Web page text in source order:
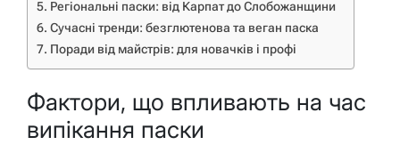
Регіональні паски: від Карпат до Слобожанщини
Сучасні тренди: безглютенова та веган паска
Поради від майстрів: для новачків і профі
Фактори, що впливають на час
випікання паски